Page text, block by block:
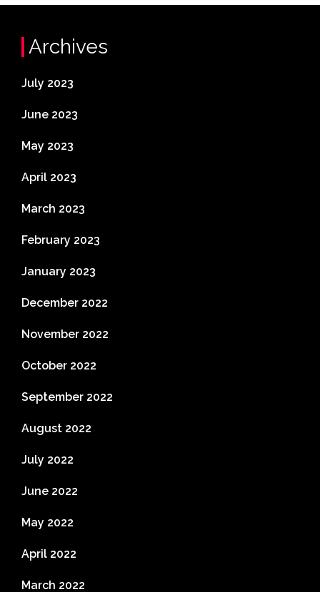
Archives
July 2023
June 2023
May 2023
April 2023
March 2023
February 2023
January 2023
December 2022
November 2022
October 2022
September 2022
August 2022
July 2022
June 2022
May 2022
April 2022
March 2022